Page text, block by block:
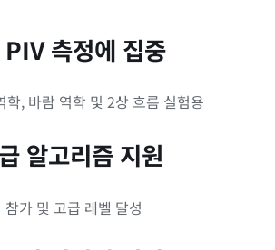
측정에 집중
학, 바람 역학 및 2상 흐름 실험용
알고리즘 지원
가 및 고급 레벨 달성